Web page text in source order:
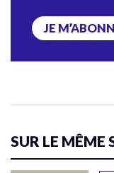
JE
SUR LE MÊME